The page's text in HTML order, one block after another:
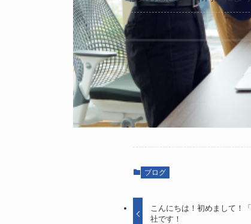
ブログ
こんにちは！初めまして！
社です！